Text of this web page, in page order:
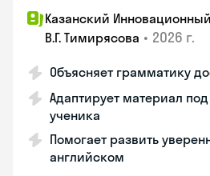
Казанский
В.Г. Тимирясова • 2026 г.
Объясняет грамматику
Адаптирует материал
ученика
Помогает развить
английском